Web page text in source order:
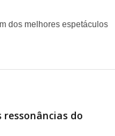
dos melhores espetáculos
ressonâncias do